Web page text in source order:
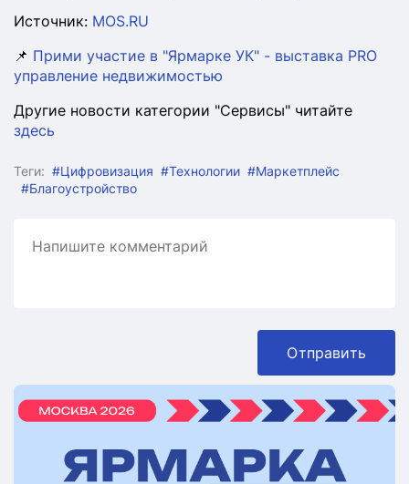
Источник: MOS.RU
📌 Прими участие в "Ярмарке УК" - выставка PRO
управление недвижимостью
Другие новости категории "Сервисы" читайте
здесь
Теги: #Цифровизация #Технологии #Маркетплейс
#Благоустройство
Отправить